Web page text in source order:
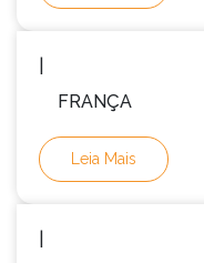
FRANÇA
Leia Mais